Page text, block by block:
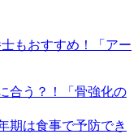
もおすすめ！「アー
合う？！「骨強化の
期は食事で予防でき